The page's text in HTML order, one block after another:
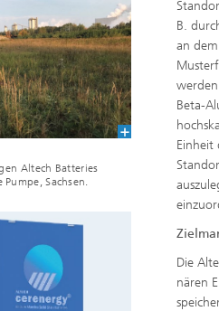
Altech Batteries
Pumpe, Sachsen.
B.
an
Beta-
Einheit
Die
nären